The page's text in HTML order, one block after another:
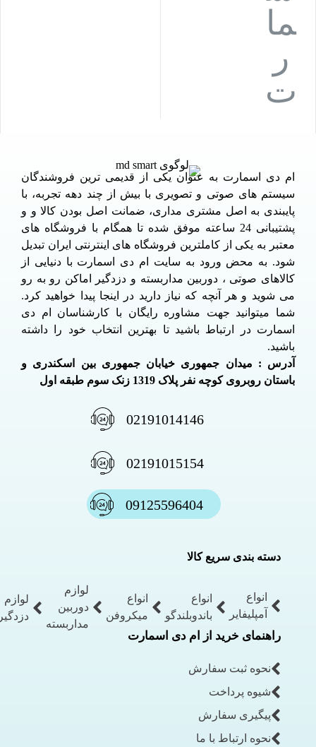
ام دی اسمارت به عنوان یکی از قدیمی ترین فروشندگان
سیستم های صوتی و تصویری با بیش از چند دهه تجربه، با
پایبندی به اصل مشتری مداری، ضمانت اصل بودن کالا و و
پشتیبانی 24 ساعته موفق شده تا همگام با فروشگاه های
معتبر به یکی از کاملترین فروشگاه های اینترنتی ایران تبدیل
شود. به محض ورود به سایت ام دی اسمارت با دنیایی از
کالاهای صوتی ، دوربین مداربسته و دزدگیر اماکن رو به رو
می شوید و هر آنچه که نیاز دارید در اینجا پیدا خواهید کرد.
شما میتوانید جهت مشاوره رایگان با کارشناسان ام دی
اسمارت در ارتباط باشید تا بهترین انتخاب خود را داشته
باشید.
آدرس : میدان جمهوری خیابان جمهوری بین اسکندری و
باستان روبروی کوچه نفر پلاک 1319 زنک سوم طبقه اول
02191014146
02191015154
09125596404
دسته بندی سریع کالا
انواع
آمپلیفایر
انواع
باندوبلندگو
انواع
میکروفن
لوازم
دوربین
مداربسته
لوازم
دزدگیر
راهنمای خرید از ام دی اسمارت
نحوه ثبت سفارش
شیوه پرداخت
پیگیری سفارش
نحوه ارتباط با ما